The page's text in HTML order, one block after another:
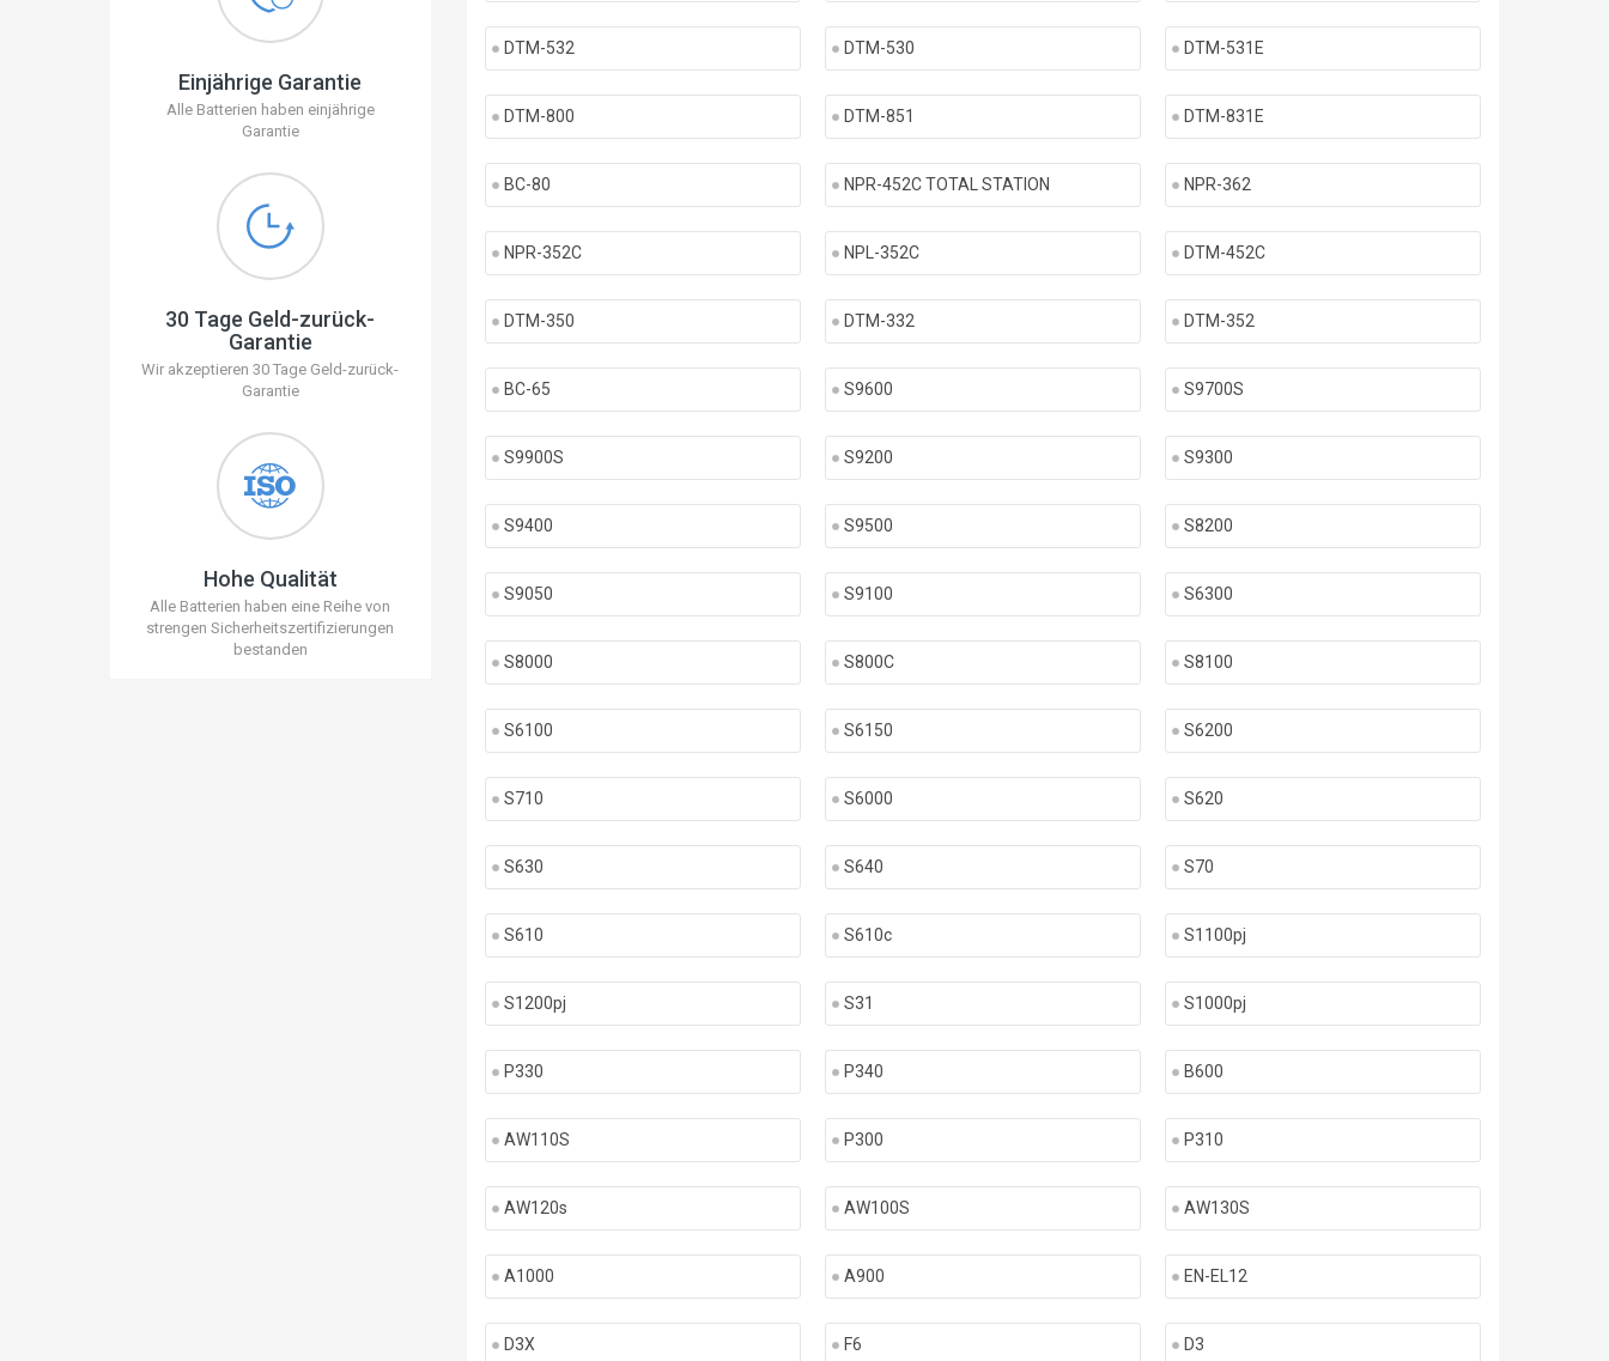
DTM-532 DTM-530 DTM-531E
DTM-800 DTM-851 DTM-831E
BC-80 NPR-452C TOTAL STATION NPR-362
NPR-352C NPL-352C DTM-452C
DTM-350 DTM-332 DTM-352
BC-65 S9600 S9700S
S9900S S9200 S9300
S9400 S9500 S8200
S9050 S9100 S6300
S8000 S800C S8100
S6100 S6150 S6200
S710 S6000 S620
S630 S640 S70
S610 S610c S1100pj
S1200pj S31 S1000pj
P330 P340 B600
AW110S P300 P310
AW120s AW100S AW130S
A1000 A900 EN-EL12
D3X F6 D3
Einjährige Garantie
Alle Batterien haben einjährige
Garantie
30 Tage Geld-zurück-
Garantie
Wir akzeptieren 30 Tage Geld-zurück-
Garantie
Hohe Qualität
Alle Batterien haben eine Reihe von
strengen Sicherheitszertifizierungen
bestanden